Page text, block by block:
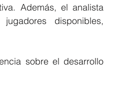
Además, el analista
disponibles,
sobre el desarrollo